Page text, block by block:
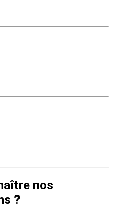
nos
?